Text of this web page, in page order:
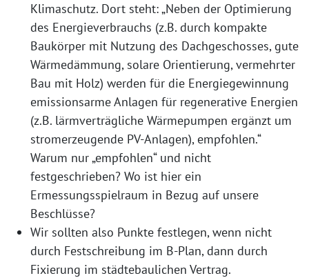
Klimaschutz. Dort steht: „Neben der Optimierung
des Energieverbrauchs (z.B. durch kompakte
Baukörper mit Nutzung des Dachgeschosses, gute
Wärmedämmung, solare Orientierung, vermehrter
Bau mit Holz) werden für die Energiegewinnung
emissionsarme Anlagen für regenerative Energien
(z.B. lärmverträgliche Wärmepumpen ergänzt um
stromerzeugende PV-Anlagen), empfohlen.“
Warum nur „empfohlen“ und nicht
festgeschrieben? Wo ist hier ein
Ermessungsspielraum in Bezug auf unsere
Beschlüsse?
Wir sollten also Punkte festlegen, wenn nicht
durch Festschreibung im B-Plan, dann durch
Fixierung im städtebaulichen Vertrag.